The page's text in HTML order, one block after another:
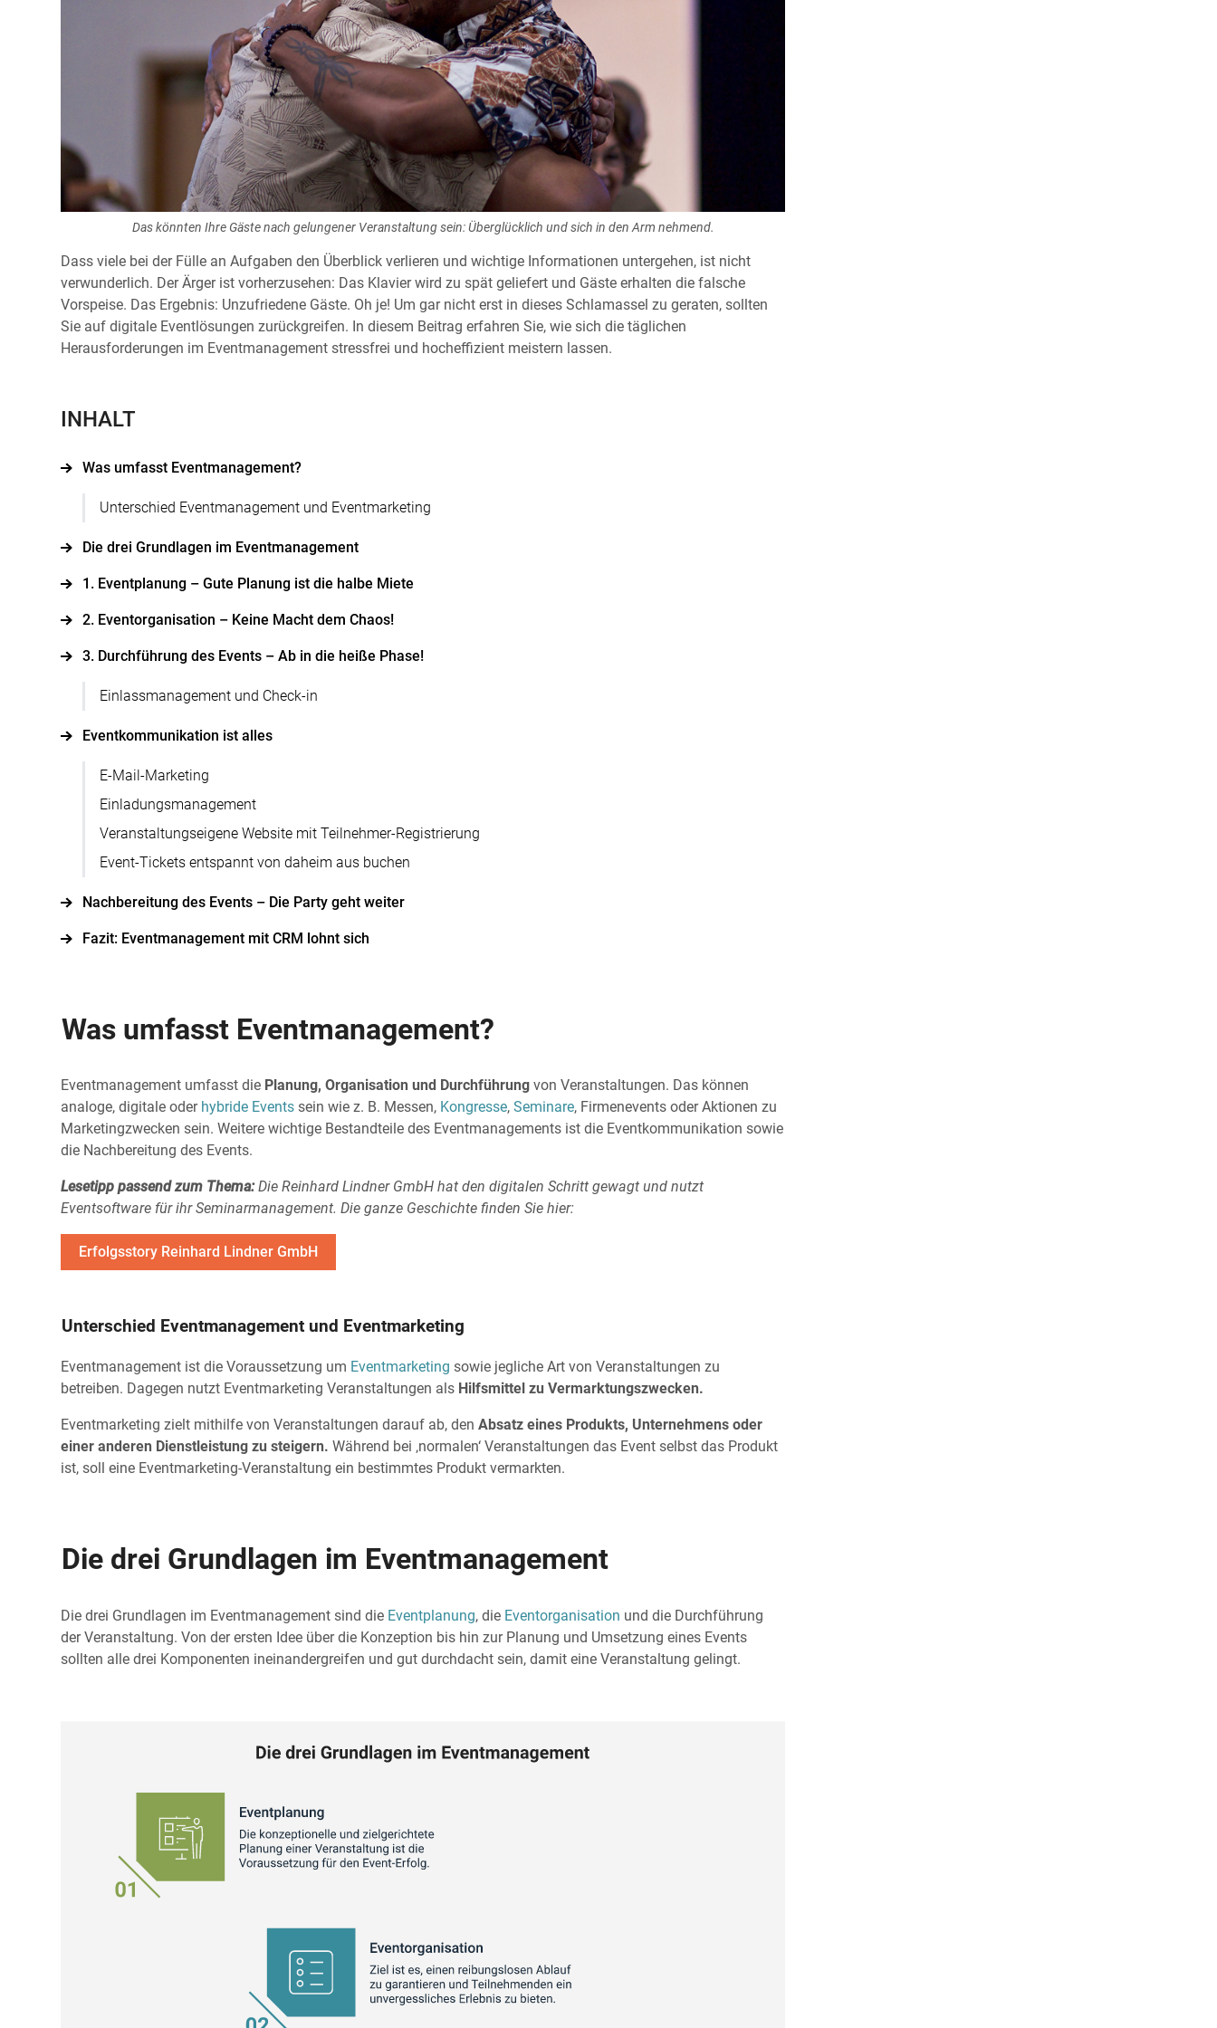
Das könnten Ihre Gäste nach gelungener Veranstaltung sein: Überglücklich und sich in den Arm nehmend.
Dass viele bei der Fülle an Aufgaben den Überblick verlieren und wichtige Informationen untergehen, ist nicht
verwunderlich. Der Ärger ist vorherzusehen: Das Klavier wird zu spät geliefert und Gäste erhalten die falsche
Vorspeise. Das Ergebnis: Unzufriedene Gäste. Oh je! Um gar nicht erst in dieses Schlamassel zu geraten, sollten
Sie auf digitale Eventlösungen zurückgreifen. In diesem Beitrag erfahren Sie, wie sich die täglichen
Herausforderungen im Eventmanagement stressfrei und hocheffizient meistern lassen.
INHALT
Was umfasst Eventmanagement?
Unterschied Eventmanagement und Eventmarketing
Die drei Grundlagen im Eventmanagement
1. Eventplanung – Gute Planung ist die halbe Miete
2. Eventorganisation – Keine Macht dem Chaos!
3. Durchführung des Events – Ab in die heiße Phase!
Einlassmanagement und Check-in
Eventkommunikation ist alles
E-Mail-Marketing
Einladungsmanagement
Veranstaltungseigene Website mit Teilnehmer-Registrierung
Event-Tickets entspannt von daheim aus buchen
Nachbereitung des Events – Die Party geht weiter
Fazit: Eventmanagement mit CRM lohnt sich
Was umfasst Eventmanagement?
Eventmanagement umfasst die Planung, Organisation und Durchführung von Veranstaltungen. Das können
analoge, digitale oder hybride Events sein wie z. B. Messen, Kongresse,Seminare, Firmenevents oder Aktionen zu
Marketingzwecken sein. Weitere wichtige Bestandteile des Eventmanagements ist die Eventkommunikation sowie
die Nachbereitung des Events.
Lesetipp passend zum Thema:Die Reinhard Lindner GmbH hat den digitalen Schritt gewagt und nutzt
Eventsoftware für ihr Seminarmanagement.Die ganze Geschichte finden Sie hier:
Erfolgsstory Reinhard Lindner GmbH
Unterschied Eventmanagement und Eventmarketing
Eventmanagement ist die Voraussetzung um Eventmarketing sowie jegliche Art von Veranstaltungen zu
betreiben. Dagegen nutzt Eventmarketing Veranstaltungen als Hilfsmittel zu Vermarktungszwecken.
Eventmarketing zielt mithilfe von Veranstaltungen darauf ab, denAbsatz eines Produkts, Unternehmens oder
einer anderen Dienstleistung zu steigern. Während bei ‚normalen‘ Veranstaltungen das Event selbst das Produkt
ist, soll eine Eventmarketing-Veranstaltung ein bestimmtes Produkt vermarkten.
Die drei Grundlagen im Eventmanagement
Die drei Grundlagen im Eventmanagement sind die Eventplanung, die Eventorganisation und die Durchführung
der Veranstaltung. Von der ersten Idee über die Konzeption bis hin zur Planung und Umsetzung eines Events
sollten alle drei Komponenten ineinandergreifen und gut durchdacht sein, damit eine Veranstaltung gelingt.